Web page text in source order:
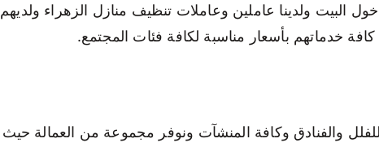
البيت ولدينا عاملين وعاملات تنظيف منازل الزهراء ولديهم
خدماتهم بأسعار مناسبة لكافة فئات المجتمع.
للفلل والفنادق وكافة المنشآت ونوفر مجموعة من العمالة حيث